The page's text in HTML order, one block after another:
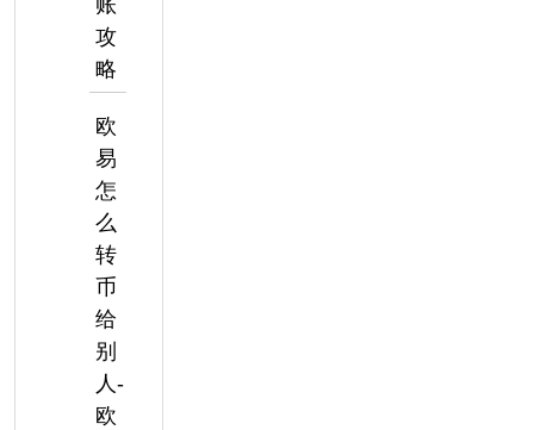
账
攻
略
欧
易
怎
么
转
币
给
别
人-
欧